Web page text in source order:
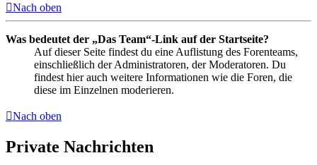
Nach oben
Was bedeutet der „Das Team“-Link auf der Startseite?
Auf dieser Seite findest du eine Auflistung des Forenteams,
einschließlich der Administratoren, der Moderatoren. Du
findest hier auch weitere Informationen wie die Foren, die
diese im Einzelnen moderieren.
Nach oben
Private Nachrichten